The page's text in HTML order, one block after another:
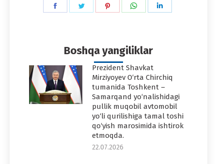
Share
Share
Share
Share
Boshqa yangiliklar
Prezident Shavkat
Mirziyoyev O‘rta Chirchiq
tumanida Toshkent –
Samarqand yo‘nalishidagi
pullik muqobil avtomobil
yo‘li qurilishiga tamal toshi
qo‘yish marosimida ishtirok
etmoqda.
22.07.2026